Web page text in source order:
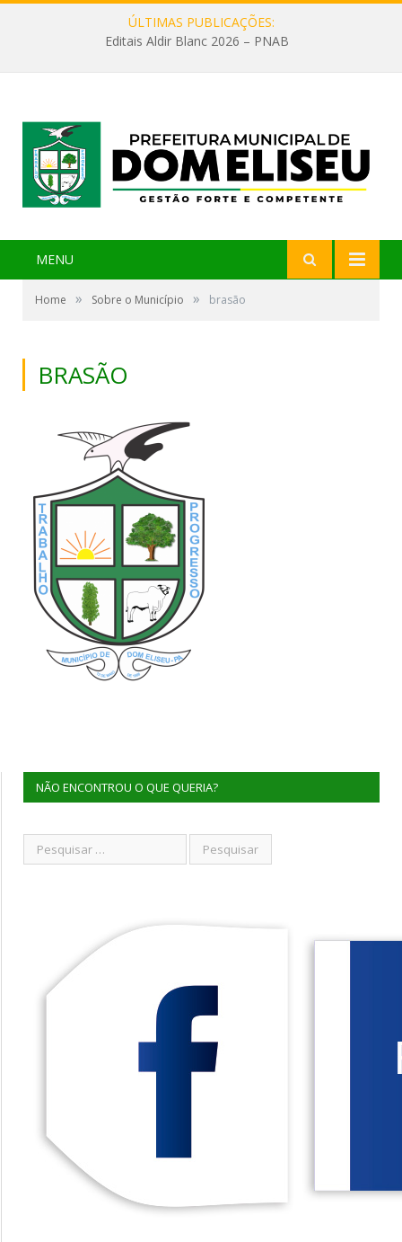
ÚLTIMAS PUBLICAÇÕES:
Editais Aldir Blanc 2026 – PNAB
MENU
Home » Sobre o Município » brasão
BRASÃO
NÃO ENCONTROU O QUE QUERIA?